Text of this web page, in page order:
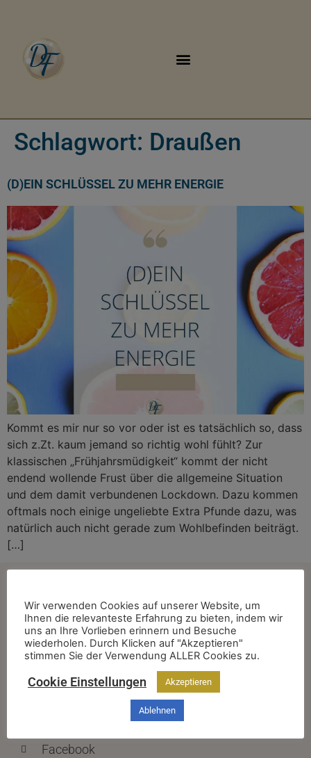
Schlagwort: Draußen
(D)EIN SCHLÜSSEL ZU MEHR ENERGIE
Kommt es mir nur so vor oder ist es tatsächlich so, dass
sich z.Zt. kaum jemand so richtig wohl fühlt? Zur
klassischen „Frühjahrsmüdigkeit“ kommt der nicht
endend wollende Frust über die allgemeine Situation
und dem damit verbundenen Lockdown. Dazu kommen
oftmals noch einige ungeliebte Extra Pfunde dazu, was
natürlich auch nicht gerade zum Wohlbefinden beiträgt.
[…]
Kontakt
+43 670 2027488
info@danielafeselmayer.com
Finde mich auch hier
Facebook
Wir verwenden Cookies auf unserer Website, um
Ihnen die relevanteste Erfahrung zu bieten, indem wir
uns an Ihre Vorlieben erinnern und Besuche
wiederholen. Durch Klicken auf "Akzeptieren"
stimmen Sie der Verwendung ALLER Cookies zu.
Cookie Einstellungen Akzeptieren
Ablehnen